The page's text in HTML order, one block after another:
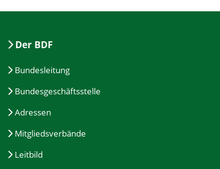
Der BDF
Bundesleitung
Bundesgeschäftsstelle
Adressen
Mitgliedsverbände
Leitbild